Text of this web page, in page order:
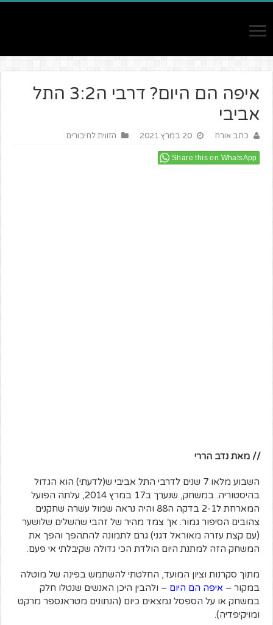
איפה הם היום? דרבי ה3:2 התל
אביבי
כתב אורח 20 במרץ 2021 הזווית לחיבורים
Share this on WhatsApp
// מאת נדב הררי
השבוע מלאו 7 שנים לדרבי התל אביבי ש(לדעתי) הוא הגדול
בהיסטוריה. במשחק, שנערך ב17 במרץ 2014, עלתה הפועל
המארחת ל2-1 בדקה ה88 והיה נראה שמול עשרה שחקנים
צהובים הסיפור גמור. אך צמד מהיר של זהבי שהשלים שלושער
(עם קצת עזרה מאוראל דגני) גרם לתמונה להתהפך והפך את
המשחק הזה למתנת היום הולדת הכי גדולה שקיבלתי אי פעם.
מתוך סקרנות וציון המועד, החלטתי להשתמש בפינה של מוטלה
במקור – איפה הם היום – ולהבין היכן האנשים שנטלו חלק
במשחק או על הספסל נמצאים כיום (הנתונים מטראנספר מרקט
ומויקיפדיה).